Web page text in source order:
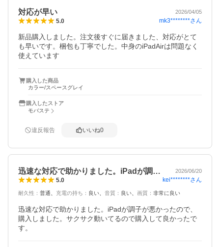
対応が早い 2026/04/05
5.0 mk3********さん
新品購入しました。注文後すぐに届きました、対応がとて
も早いです。梱包も丁寧でした。中身のiPadAirは問題なく
使えています
購入した商品
カラー/スペースグレイ
購入したストア
モバステ
違反報告 いいね0
迅速な対応で助かりました。iPadが調… 2026/06/20
5.0 kei********さん
耐久性 ： 普通 充電の持ち ： 良い 音質 ： 良い 画質 ： 非常に良い
迅速な対応で助かりました。iPadが調子が悪かったので、
購入しました。サクサク動いてるので購入して良かったで
す。